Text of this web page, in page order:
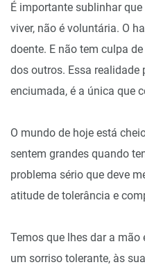
É importante sublinhar
viver, não é voluntária. O
doente. E não tem culpa
dos outros. Essa realidade
enciumada, é a única que
O mundo de hoje está
sentem grandes quando
problema sério que deve
atitude de tolerância e
Temos que lhes dar a mão
um sorriso tolerante, às